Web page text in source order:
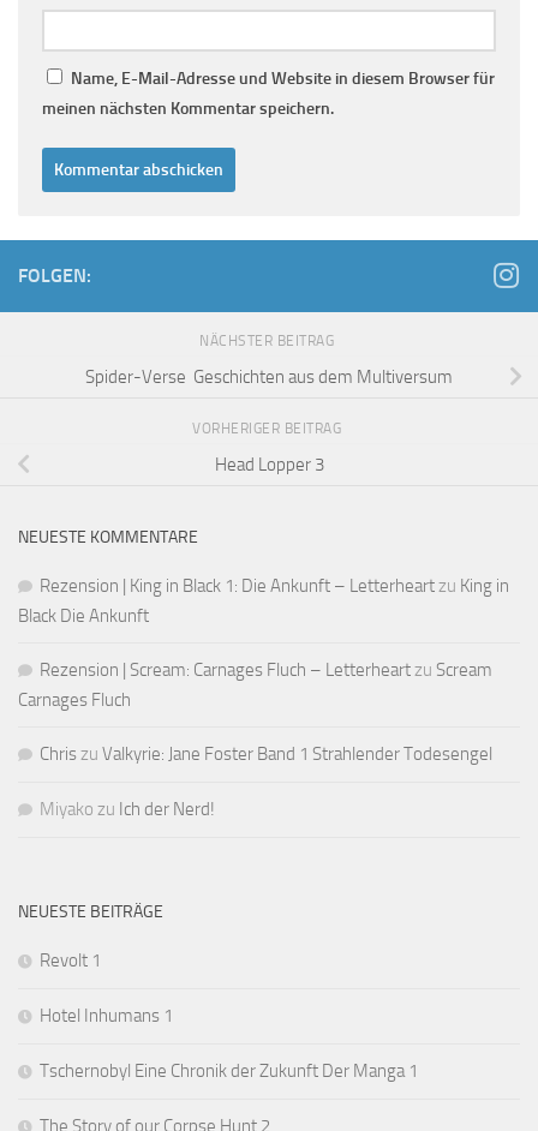
Name, E-Mail-Adresse und Website in diesem Browser für
meinen nächsten Kommentar speichern.
FOLGEN:
NÄCHSTER BEITRAG
Spider-Verse Geschichten aus dem Multiversum
VORHERIGER BEITRAG
Head Lopper 3
NEUESTE KOMMENTARE
Rezension | King in Black 1: Die Ankunft – Letterheartzu King in
Black Die Ankunft
Rezension | Scream: Carnages Fluch – Letterheartzu Scream
Carnages Fluch
Chriszu Valkyrie: Jane Foster Band 1 Strahlender Todesengel
Miyako zu Ich der Nerd!
NEUESTE BEITRÄGE
Revolt 1
Hotel Inhumans 1
Tschernobyl Eine Chronik der Zukunft Der Manga 1
The Story of our Corpse Hunt 2